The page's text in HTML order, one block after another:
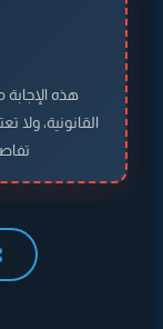
هذه
القانونية، ولا